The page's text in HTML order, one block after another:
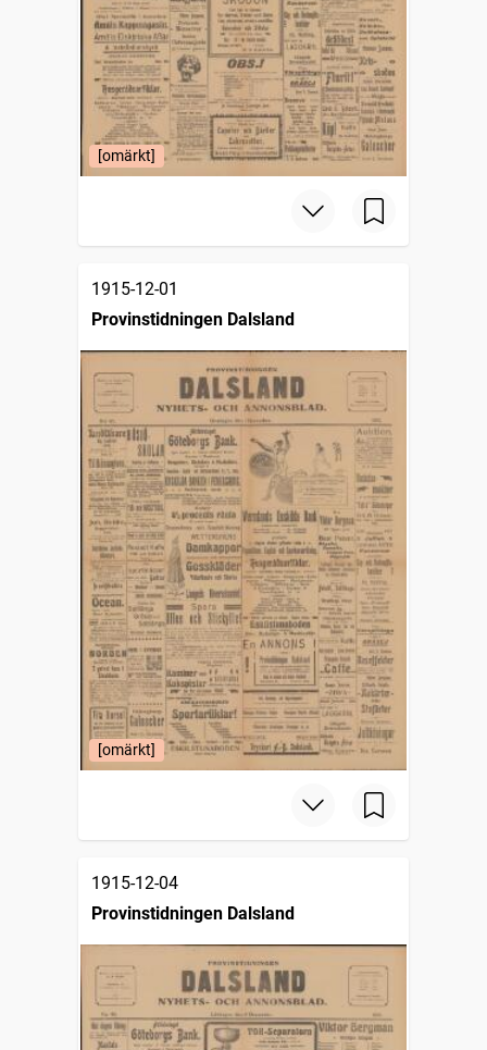
[omärkt]
1915-12-01
Provinstidningen Dalsland
[omärkt]
1915-12-04
Provinstidningen Dalsland